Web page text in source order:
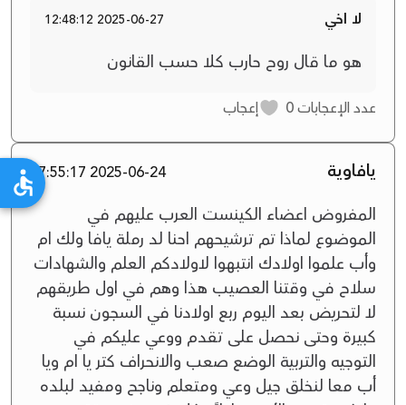
لا اخي 2025-06-27 12:48:12
‏هو ما قال روح حارب ‏كلا حسب القانون
عدد الإعجابات إعجاب
يافاوية 2025-06-24 07:55:17
المفروض اعضاء الكينست العرب عليهم في
الموضوع لماذا تم ترشيحهم احنا لد رملة يافا ولك ام
وأب علموا اولادك انتبهوا لاولادكم العلم والشهادات
سلاح في وقتنا العصيب هذا وهم في اول طريقهم
لا لتحريض بعد اليوم ربع اولادنا في السجون نسبة
كبيرة وحتى نحصل على تقدم ووعي عليكم في
التوجيه والتربية الوضع صعب والانحراف كتر يا ام ويا
أب معا لنخلق جيل وعي ومتعلم وناجح ومفيد لبلده